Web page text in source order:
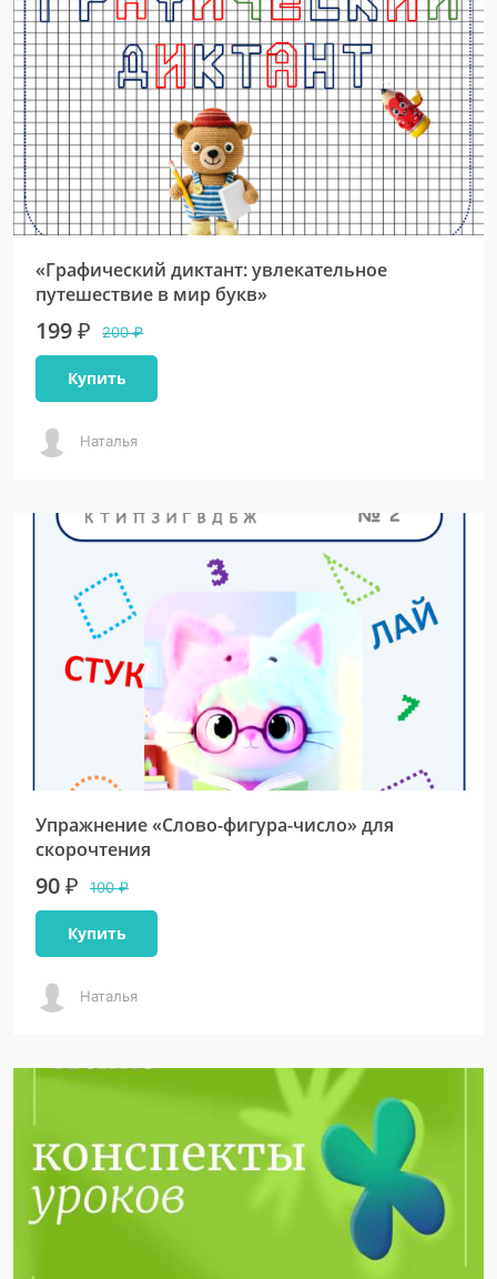
«Графический диктант: увлекательное
путешествие в мир букв»
199 ₽ 200 ₽
Купить
Наталья
Упражнение «Слово-фигура-число» для
скорочтения
90 ₽ 100 ₽
Купить
Наталья